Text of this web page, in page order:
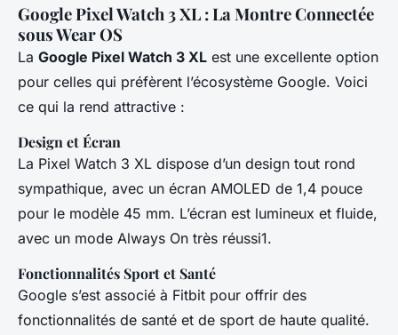
Google Pixel Watch 3 XL : La Montre Connectée
sous Wear OS
La Google Pixel Watch 3 XL est une excellente option
pour celles qui préfèrent l’écosystème Google. Voici
ce qui la rend attractive :
Design et Écran
La Pixel Watch 3 XL dispose d’un design tout rond
sympathique, avec un écran AMOLED de 1,4 pouce
pour le modèle 45 mm. L’écran est lumineux et fluide,
avec un mode Always On très réussi1.
Fonctionnalités Sport et Santé
Google s’est associé à Fitbit pour offrir des
fonctionnalités de santé et de sport de haute qualité.